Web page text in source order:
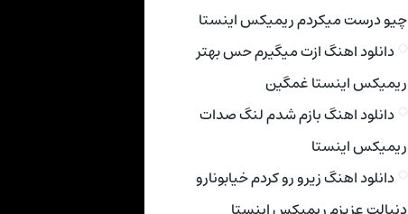
چیو درست میکردم ریمیکس اینستا
دانلود اهنگ ازت میگیرم حس بهتر
ریمیکس اینستا غمگین
دانلود اهنگ بازم شدم لنگ صدات
ریمیکس اینستا
دانلود اهنگ زیرو رو کردم خیابونارو